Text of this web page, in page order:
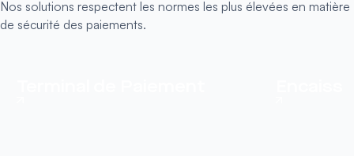
Nos solutions respectent les normes les plus élevées en matière
de sécurité des paiements.